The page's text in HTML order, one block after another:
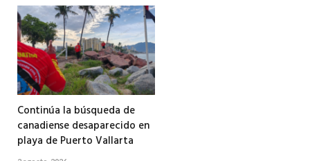
Continúa la búsqueda de
canadiense desaparecido en
playa de Puerto Vallarta